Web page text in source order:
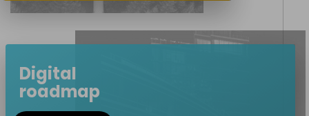
Digital
roadmap